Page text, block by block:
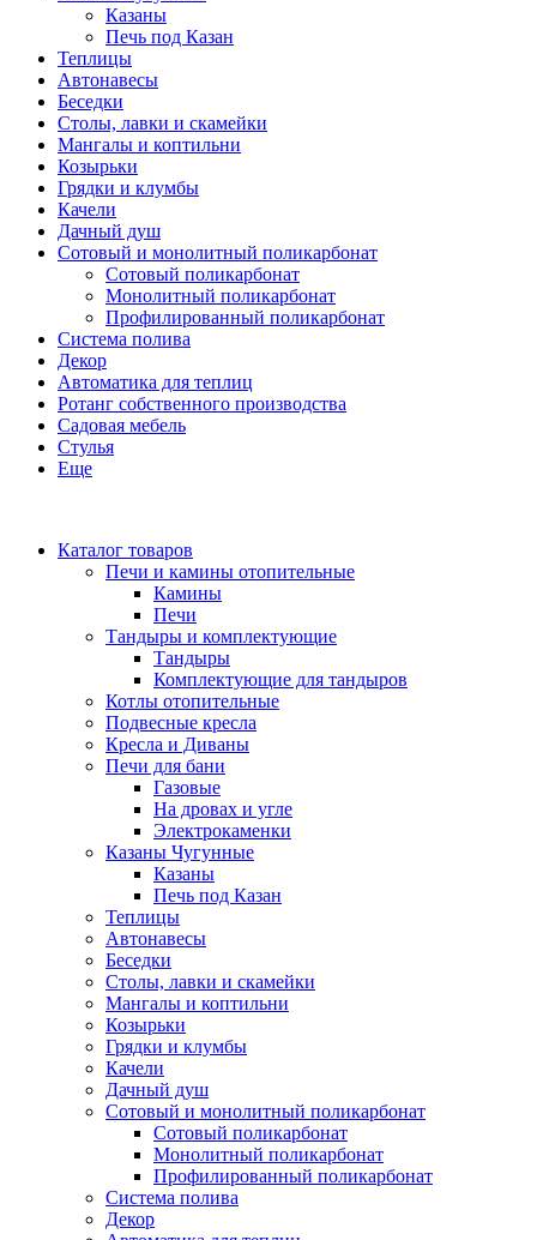
Казаны
Печь под Казан
Теплицы
Автонавесы
Беседки
Столы, лавки и скамейки
Мангалы и коптильни
Козырьки
Грядки и клумбы
Качели
Дачный душ
Сотовый и монолитный поликарбонат
Сотовый поликарбонат
Монолитный поликарбонат
Профилированный поликарбонат
Система полива
Декор
Автоматика для теплиц
Ротанг собственного производства
Садовая мебель
Стулья
Еще
Каталог товаров
Печи и камины отопительные
Камины
Печи
Тандыры и комплектующие
Тандыры
Комплектующие для тандыров
Котлы отопительные
Подвесные кресла
Кресла и Диваны
Печи для бани
Газовые
На дровах и угле
Электрокаменки
Казаны Чугунные
Казаны
Печь под Казан
Теплицы
Автонавесы
Беседки
Столы, лавки и скамейки
Мангалы и коптильни
Козырьки
Грядки и клумбы
Качели
Дачный душ
Сотовый и монолитный поликарбонат
Сотовый поликарбонат
Монолитный поликарбонат
Профилированный поликарбонат
Система полива
Декор